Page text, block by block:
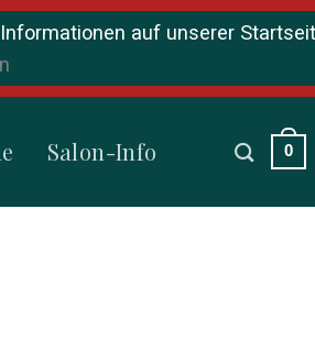
auf unserer
Salon-Info 0